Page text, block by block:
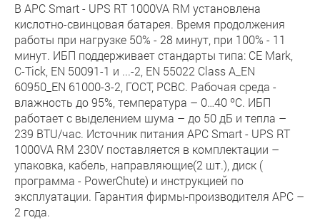
В APC Smart - UPS RT 1000VA RM установлена
кислотно-свинцовая батарея. Время продолжения
работы при нагрузке 50% - 28 минут, при 100% - 11
минут. ИБП поддерживает стандарты типа: CE Mark,
C-Tick, EN 50091-1 и ...-2, EN 55022 Class A_EN
60950_EN 61000-3-2, ГОСТ, PCBC. Рабочая среда -
влажность до 95%, температура – 0…40 ºС. ИБП
работает с выделением шума – до 50 дБ и тепла –
239 BTU/час. Источник питания APC Smart - UPS RT
1000VA RM 230V поставляется в комплектации –
упаковка, кабель, направляющие(2 шт.), диск (
программа - PowerChute) и инструкцией по
эксплуатации. Гарантия фирмы-производителя АРС –
2 года.